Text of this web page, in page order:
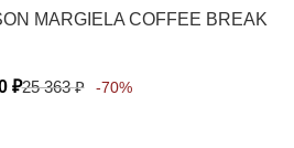
MARGIELA COFFEE BREAK
₽25 363₽ -70%